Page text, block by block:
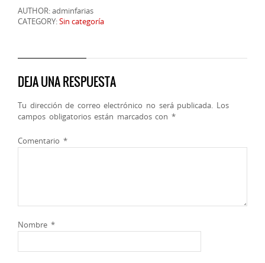
AUTHOR: adminfarias
CATEGORY:Sin categoría
DEJA UNA RESPUESTA
Tu dirección de correo electrónico no será publicada. Los
campos obligatorios están marcados con *
Comentario *
Nombre *